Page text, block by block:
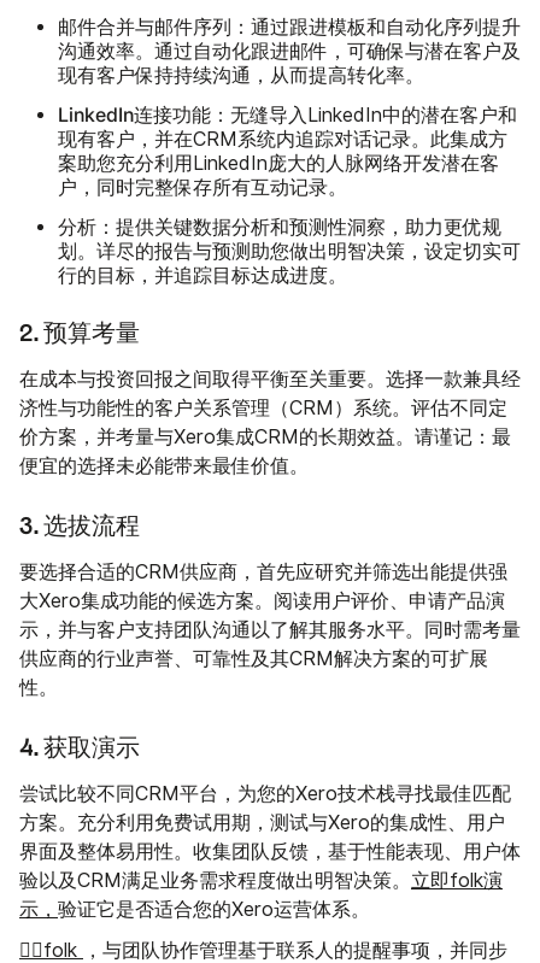
邮件合并与邮件序列： 通过跟进模板和自动化序列提升
沟通效率。通过自动化跟进邮件，可确保与潜在客户及
现有客户保持持续沟通，从而提高转化率。
LinkedIn连接功能： 无缝导入LinkedIn中的潜在客户和
现有客户，并在CRM系统内追踪对话记录。此集成方
案助您充分利用LinkedIn庞大的人脉网络开发潜在客
户，同时完整保存所有互动记录。
分析： 提供关键数据分析和预测性洞察，助力更优规
划。详尽的报告与预测助您做出明智决策，设定切实可
行的目标，并追踪目标达成进度。
2. 预算考量
在成本与投资回报之间取得平衡至关重要。选择一款兼具经
济性与功能性的客户关系管理（CRM）系统。评估不同定
价方案，并考量与Xero集成CRM的长期效益。请谨记：最
便宜的选择未必能带来最佳价值。
3. 选拔流程
要选择合适的CRM供应商，首先应研究并筛选出能提供强
大Xero集成功能的候选方案。阅读用户评价、申请产品演
示，并与客户支持团队沟通以了解其服务水平。同时需考量
供应商的行业声誉、可靠性及其CRM解决方案的可扩展
性。
4. 获取演示
尝试比较不同CRM平台，为您的Xero技术栈寻找最佳匹配
方案。充分利用免费试用期，测试与Xero的集成性、用户
界面及整体易用性。收集团队反馈，基于性能表现、用户体
验以及CRM满足业务需求程度做出明智决策。 立即folk演
示， 验证它是否适合您的Xero运营体系。
👉🏼folk
，与团队协作管理基于联系人的提醒事项，并同步